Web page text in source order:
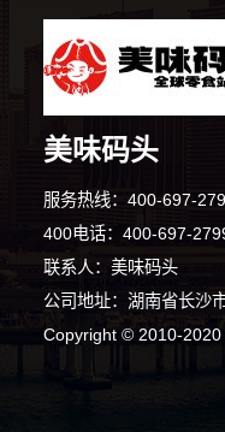
美味码头
服务热线：400-697-
400电话：400-697-
联系人：美味码头
公司地址：湖南省长沙
Copyright © 2010-2020
7分钟前 张女士 正在咨询